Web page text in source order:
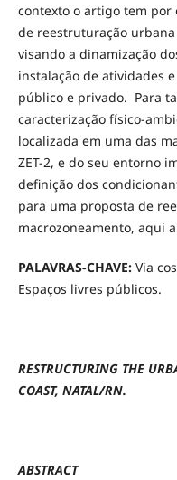
contexto o artigo tem
de reestruturação
visando a dinamização
instalação de atividades
público e privado. Para
caracterização físico-
localizada em uma das
ZET-2, e do seu entorno
definição dos
para uma proposta de
macrozoneamento, aqui
PALAVRAS-CHAVE:Via
Espaços livres públicos.
RESTRUCTURING THE
COAST, NATAL/RN.
ABSTRACT